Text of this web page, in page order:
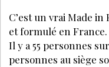
C’est un vrai Made
et formulé en France.
Il y a 55 personnes
personnes au siège